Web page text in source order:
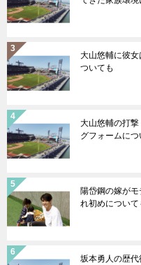
大山悠輔に彼
ついても
大山悠輔の打
グフォームにつ
陽岱鋼の嫁が
れ初めについて
坂本勇人の歴